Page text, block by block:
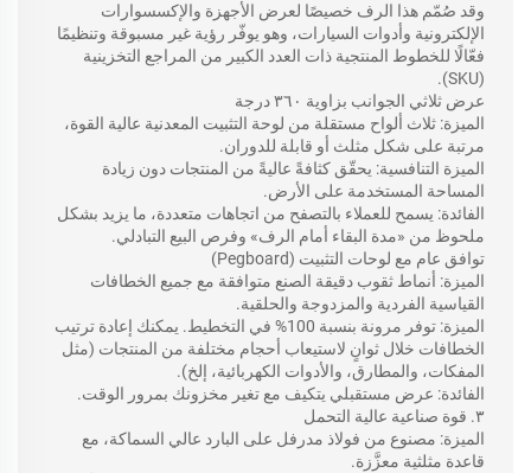
وقد صُمّم هذا الرف خصيصًا لعرض الأجهزة والإكسسوارات
الإلكترونية وأدوات السيارات، وهو يوفّر رؤية غير مسبوقة وتنظيمًا
فعّالًا للخطوط المنتجية ذات العدد الكبير من المراجع التخزينية
(SKU).
عرض ثلاثي الجوانب بزاوية ٣٦٠ درجة
الميزة: ثلاث ألواح مستقلة من لوحة التثبيت المعدنية عالية القوة،
مرتبة على شكل مثلث أو قابلة للدوران.
الميزة التنافسية: يحقّق كثافةً عاليةً من المنتجات دون زيادة
المساحة المستخدمة على الأرض.
الفائدة: يسمح للعملاء بالتصفح من اتجاهات متعددة، ما يزيد بشكل
ملحوظ من «مدة البقاء أمام الرف» وفرص البيع التبادلي.
توافق عام مع لوحات التثبيت (Pegboard)
الميزة: أنماط ثقوب دقيقة الصنع متوافقة مع جميع الخطافات
القياسية الفردية والمزدوجة والحلقية.
الميزة: توفر مرونة بنسبة 100% في التخطيط. يمكنك إعادة ترتيب
الخطافات خلال ثوانٍ لاستيعاب أحجام مختلفة من المنتجات (مثل
المفكات، والمطارق، والأدوات الكهربائية، إلخ).
الفائدة: عرض مستقبلي يتكيف مع تغير مخزونك بمرور الوقت.
٣. قوة صناعية عالية التحمل
الميزة: مصنوع من فولاذ مدرفل على البارد عالي السماكة، مع
قاعدة مثلثية معزَّزة.